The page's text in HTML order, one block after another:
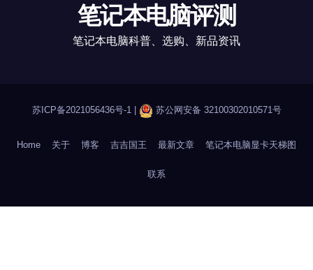
笔记本电脑评测
笔记本电脑科普、选购、新品资讯
苏ICP备2021056436号-1 苏公网安备 32100302010571号
Home 关于 博客 吉吉国王 最新文章 笔记本电脑显卡天梯图
联系